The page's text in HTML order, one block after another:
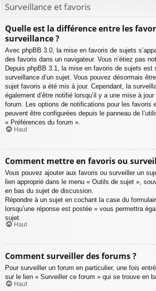
Surveillance et favoris
Quelle est la différence entre les
surveillance ?
Avec phpBB 3.0, la mise en favoris de sujets
des favoris dans un navigateur. Vous n’étiez pas
Depuis phpBB 3.1, la mise en favoris de sujets est
surveillance d’un sujet. Vous pouvez désormais
sujet favoris a été mis à jour. Cependant, la
également d’être notifié lorsqu’il y a une mise à
forum. Les options de notifications pour les favoris
peuvent être configurées depuis le panneau de
« Préférences du forum ».
Haut
Comment mettre en favoris ou
Vous pouvez ajouter aux favoris ou surveiller un
lien approprié dans le menu « Outils de sujet »,
en bas du sujet de discussion.
Répondre à un sujet en cochant la case du
lorsqu’une réponse est postée » vous permettra
sujet.
Haut
Comment surveiller des forums ?
Pour surveiller un forum en particulier, une fois
sur le lien « Surveiller ce forum » qui se trouve en
Haut